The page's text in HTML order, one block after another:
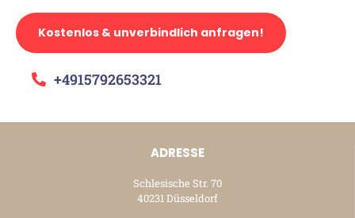
Kostenlos & unverbindlich anfragen!
+4915792653321
ADRESSE
Schlesische Str. 70
40231 Düsseldorf